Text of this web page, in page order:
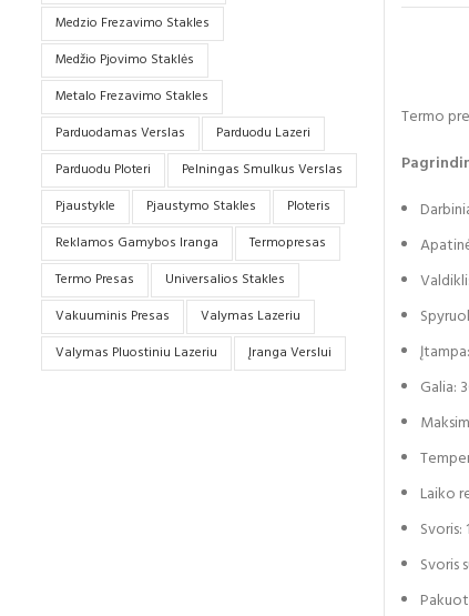
Termo
Galia:
Laiko
Svoris:
Svoris
Medzio Frezavimo Stakles
Medžio Pjovimo Staklės
Metalo Frezavimo Stakles
Parduodamas Verslas
Parduodu Lazeri
Parduodu Ploteri
Pelningas Smulkus Verslas
Pjaustykle
Pjaustymo Stakles
Ploteris
Reklamos Gamybos Iranga
Termopresas
Termo Presas
Universalios Stakles
Vakuuminis Presas
Valymas Lazeriu
Valymas Pluostiniu Lazeriu
Įranga Verslui